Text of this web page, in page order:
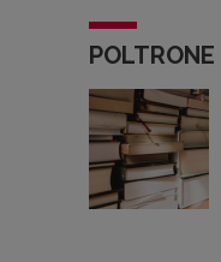
POLTRONE